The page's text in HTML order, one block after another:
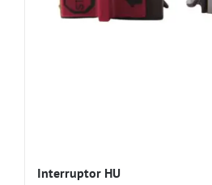
Interruptor HU